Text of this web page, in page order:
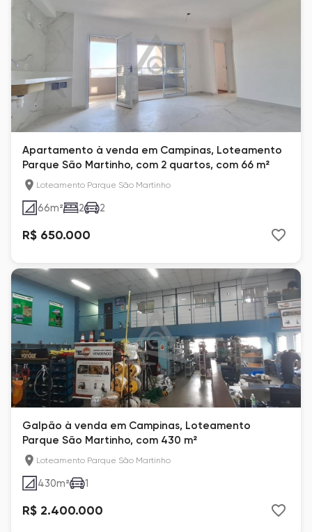
Apartamento à venda em Campinas, Loteamento
Parque São Martinho, com 2 quartos, com 66 m²
Loteamento Parque São Martinho
66m² 2 2
R$ 650.000
Galpão à venda em Campinas, Loteamento
Parque São Martinho, com 430 m²
Loteamento Parque São Martinho
430m² 1
R$ 2.400.000